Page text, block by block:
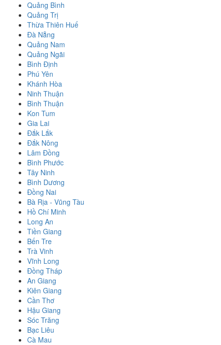
Quảng Bình
Quảng Trị
Thừa Thiên Huế
Đà Nẵng
Quảng Nam
Quảng Ngãi
Bình Định
Phú Yên
Khánh Hòa
Ninh Thuận
Bình Thuận
Kon Tum
Gia Lai
Đắk Lắk
Đắk Nông
Lâm Đồng
Bình Phước
Tây Ninh
Bình Dương
Đồng Nai
Bà Rịa - Vũng Tàu
Hồ Chí Minh
Long An
Tiền Giang
Bến Tre
Trà Vinh
Vĩnh Long
Đồng Tháp
An Giang
Kiên Giang
Cần Thơ
Hậu Giang
Sóc Trăng
Bạc Liêu
Cà Mau